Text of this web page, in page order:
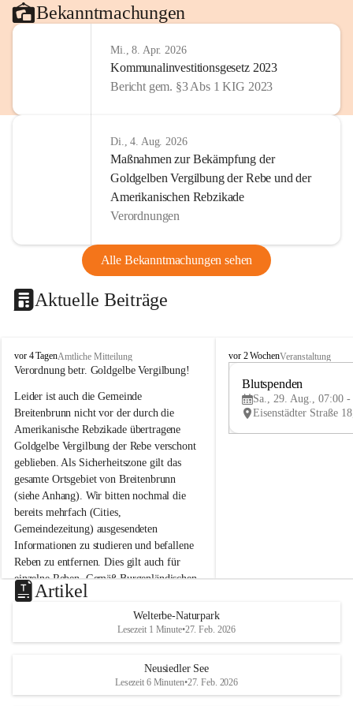
Bekanntmachungen
Mi., 8. Apr. 2026
Kommunalinvestitionsgesetz 2023
Bericht gem. §3 Abs 1 KIG 2023
Di., 4. Aug. 2026
Maßnahmen zur Bekämpfung der
Goldgelben Vergilbung der Rebe und der
Amerikanischen Rebzikade
Verordnungen
Alle Bekanntmachungen sehen
Aktuelle Beiträge
B
r
i
t
e
n
b
r
u
n
n
a
m
N
e
u
s
d
S
vor 4 TagenAmtliche Mitteilung
Verordnung betr. Goldgelbe Vergilbung!
Leider ist auch die Gemeinde
Breitenbrunn nicht vor der durch die
Amerikanische Rebzikade übertragene
Goldgelbe Vergilbung der Rebe verschont
geblieben. Als Sicherheitszone gilt das
gesamte Ortsgebiet von Breitenbrunn
(siehe Anhang). Wir bitten nochmal die
bereits mehrfach (Cities,
Gemeindezeitung) ausgesendeten
Informationen zu studieren und befallene
Reben zu entfernen. Dies gilt auch für
einzelne Reben. Gemäß Burgenländischen
Weinbaugesetz sind nicht gepflegte oder
unzulässige Weingärten zu roden! Bitte
helfen wir zusammen um unsere Winzer
vor den prognostizierten Ernteausfällen
und den daraus folgenden wirtschaftlichen
B
e
u
e
d
r
S
vor 2 WochenVeranstaltung
Blutspenden
Sa., 29. Aug., 07:00 -
Artikel
Welterbe-Naturpark
Lesezeit 1 Minute•27. Feb. 2026
Neusiedler See
Lesezeit 6 Minuten•27. Feb. 2026